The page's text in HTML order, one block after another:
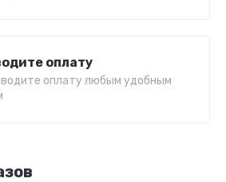
оплату
оплату любым удобным